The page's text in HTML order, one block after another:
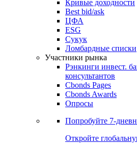
Кривые доходности
Best bid/ask
ЦФА
ESG
Сукук
Ломбардные списки
Участники рынка
Рэнкинги инвест.
консультантов
Cbonds Pages
Cbonds Awards
Опросы
Попробуйте 7-
Откройте